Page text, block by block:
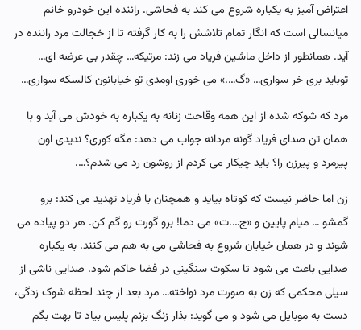
اعتراض آمیز به یکباره شروع می کند به فحاشی. راننده این خودرو خانم
میانسالی است که انگار تمام تلاشش را به کار گرفته تا از خجالت مرد راننده در
آید. همانطور از داخل ماشین فریاد می زند: مرتیکه… چقدر بی عرضه ای…
توباید بری خر سواری… «گ….» می خوری اومدی تو خیابانون کالسکه سواری…
مرد که شوکه شده از این همه وقاحت زنانه به یکباره به خودش می آید و با
همان تن صدای فریاد گونه مردانه جواب می دهد: مگه کوری؟ ندیدی اون
پیرمرد و پیرزن را؟ باید چیکار می کردم از روشون رد می شدم؟….
زن اما حاضر نیست که کوتاه بیاید و همچنان با فریاد تهدید می کند: برو
گمشو … میام پایین و «ج….ت» می دما! برو گورت رو گم کن. هر دو پیاده می
شوند و در همان خیابان شروع به فحاشی می به هم می کنند. به یکباره
صدایی باعث می شود تا سکوت سنگینی در فضا حاکم شود. صدایی ناشی از
سیلی محکمی که زن به صورت مرد نواخته… مرد بعد از چند لحظه شوک زدگی،
دست به موبایل می شود و می گوید: بذار زنگ بزنم پلیس بیاد تا بهت بگم